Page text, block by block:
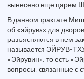
вынесено еще царем
В данном трактате
об «эйрувах для
разъясняются в нем
называется ЭЙРУВ-
«Эйрувин», то есть
вопросы, связанные с